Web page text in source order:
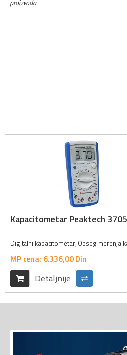
proizvoda
Kapacitometar Peaktech 3705
MP cena: 6.336,00 Din
Detaljnije